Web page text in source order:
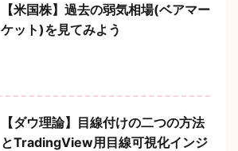
【米国株】過去の弱気相場(ベアマー
ケット)を見てみよう
【ダウ理論】目線付けの二つの方法
とTradingView用目線可視化インジ